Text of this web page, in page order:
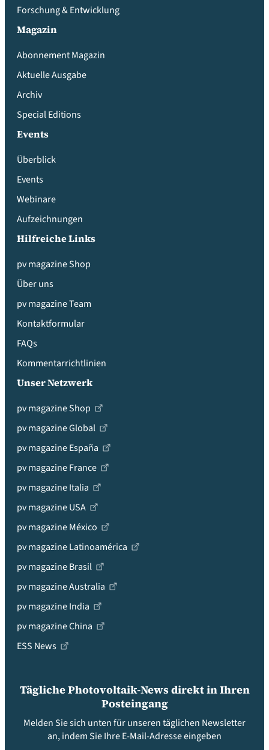
Forschung & Entwicklung
Magazin
Abonnement Magazin
Aktuelle Ausgabe
Archiv
Special Editions
Events
Überblick
Events
Webinare
Aufzeichnungen
Hilfreiche Links
pv magazine Shop
Über uns
pv magazine Team
Kontaktformular
FAQs
Kommentarrichtlinien
Unser Netzwerk
pv magazine Shop
pv magazine Global
pv magazine España
pv magazine France
pv magazine Italia
pv magazine USA
pv magazine México
pv magazine Latinoamérica
pv magazine Brasil
pv magazine Australia
pv magazine India
pv magazine China
ESS News
Tägliche Photovoltaik-News direkt in Ihren
Posteingang
Melden Sie sich unten für unseren täglichen Newsletter
an, indem Sie Ihre E-Mail-Adresse eingeben